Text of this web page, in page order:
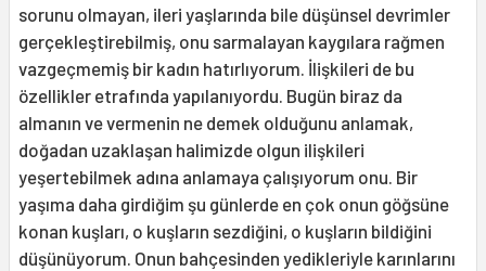
sorunu olmayan, ileri yaşlarında bile düşünsel devrimler
gerçekleştirebilmiş, onu sarmalayan kaygılara rağmen
vazgeçmemiş bir kadın hatırlıyorum. İlişkileri de bu
özellikler etrafında yapılanıyordu. Bugün biraz da
almanın ve vermenin ne demek olduğunu anlamak,
doğadan uzaklaşan halimizde olgun ilişkileri
yeşertebilmek adına anlamaya çalışıyorum onu. Bir
yaşıma daha girdiğim şu günlerde en çok onun göğsüne
konan kuşları, o kuşların sezdiğini, o kuşların bildiğini
düşünüyorum. Onun bahçesinden yedikleriyle karınlarını